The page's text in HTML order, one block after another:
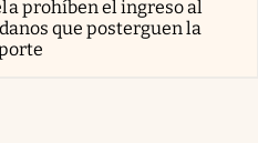
prohíben el ingreso al
que posterguen la